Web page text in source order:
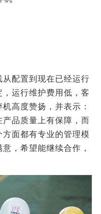
从配置到现在已经运行
运行维护费用低，客
高度赞扬，并表示：
品质量上有保障，而
面都有专业的管理模
，希望能继续合作，